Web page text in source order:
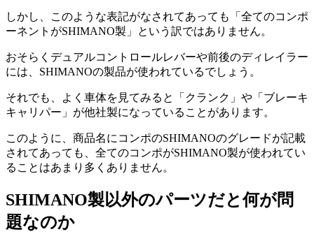
しかし、このような表記がなされてあっても「全てのコンポ
ーネントがSHIMANO製」という訳ではありません。
おそらくデュアルコントロールレバーや前後のディレイラー
には、SHIMANOの製品が使われているでしょう。
それでも、よく車体を見てみると「クランク」や「ブレーキ
キャリパー」が他社製になっていることがあります。
このように、商品名にコンポのSHIMANOのグレードが記載
されてあっても、全てのコンポがSHIMANO製が使われてい
ることはあまり多くありません。
SHIMANO製以外のパーツだと何が問
題なのか